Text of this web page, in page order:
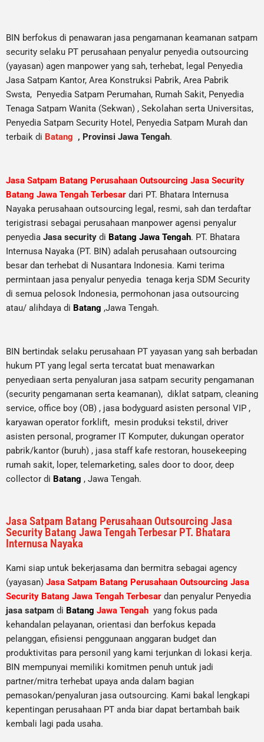
BIN berfokus di penawaran jasa pengamanan keamanan satpam
security selaku PT perusahaan penyalur penyedia outsourcing
(yayasan) agen manpower yang sah, terhebat, legal Penyedia
Jasa Satpam Kantor, Area Konstruksi Pabrik, Area Pabrik
Swsta, Penyedia Satpam Perumahan, Rumah Sakit, Penyedia
Tenaga Satpam Wanita (Sekwan) , Sekolahan serta Universitas,
Penyedia Satpam Security Hotel, Penyedia Satpam Murah dan
terbaik di Batang , Provinsi Jawa Tengah.
Jasa Satpam Batang Perusahaan Outsourcing Jasa Security
Batang Jawa Tengah Terbesar dari PT. Bhatara Internusa
Nayaka perusahaan outsourcing legal, resmi, sah dan terdaftar
terigistrasi sebagai perusahaan manpower agensi penyalur
penyedia Jasa security di Batang Jawa Tengah. PT. Bhatara
Internusa Nayaka (PT. BIN) adalah perusahaan outsourcing
besar dan terhebat di Nusantara Indonesia. Kami terima
permintaan jasa penyalur penyedia tenaga kerja SDM Security
di semua pelosok Indonesia, permohonan jasa outsourcing
atau/ alihdaya di Batang ,Jawa Tengah.
BIN bertindak selaku perusahaan PT yayasan yang sah berbadan
hukum PT yang legal serta tercatat buat menawarkan
penyediaan serta penyaluran jasa satpam security pengamanan
(security pengamanan serta keamanan), diklat satpam, cleaning
service, office boy (OB) , jasa bodyguard asisten personal VIP ,
karyawan operator forklift, mesin produksi tekstil, driver
asisten personal, programer IT Komputer, dukungan operator
pabrik/kantor (buruh) , jasa staff kafe restoran, housekeeping
rumah sakit, loper, telemarketing, sales door to door, deep
collector di Batang , Jawa Tengah.
Jasa Satpam Batang Perusahaan Outsourcing Jasa
Security Batang Jawa Tengah Terbesar PT. Bhatara
Internusa Nayaka
Kami siap untuk bekerjasama dan bermitra sebagai agency
(yayasan) Jasa Satpam Batang Perusahaan Outsourcing Jasa
Security Batang Jawa Tengah Terbesar dan penyalur Penyedia
jasa satpam di Batang Jawa Tengah yang fokus pada
kehandalan pelayanan, orientasi dan berfokus kepada
pelanggan, efisiensi penggunaan anggaran budget dan
produktivitas para personil yang kami terjunkan di lokasi kerja.
BIN mempunyai memiliki komitmen penuh untuk jadi
partner/mitra terhebat upaya anda dalam bagian
pemasokan/penyaluran jasa outsourcing. Kami bakal lengkapi
kepentingan perusahaan PT anda biar dapat bertambah baik
kembali lagi pada usaha.